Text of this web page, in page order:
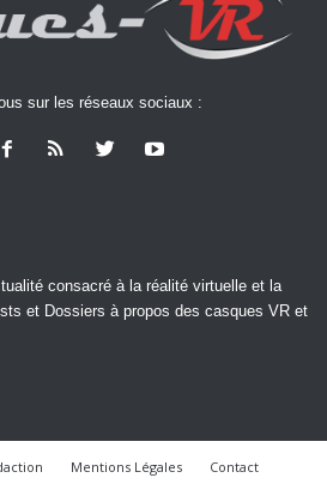
sur les réseaux sociaux :
consacré à la réalité virtuelle et la
et Dossiers à propos des casques VR et
Mentions Légales
Contact